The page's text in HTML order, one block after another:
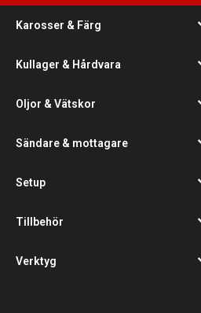
Karosser & Färg
Kullager & Hårdvara
Oljor & Vätskor
Sändare & mottagare
Setup
Tillbehör
Verktyg